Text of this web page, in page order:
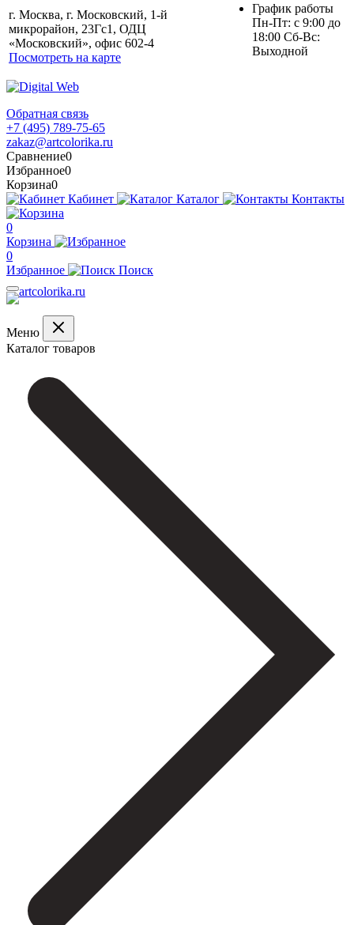
г. Москва, г. Московский, 1-й
микрорайон, 23Гс1, ОДЦ
«Московский», офис 602-4
Посмотреть на карте
График работы
Пн-Пт: с 9:00 до
18:00 Сб-Вс:
Выходной
Обратная связь
+7 (495) 789-75-65
zakaz@artcolorika.ru
Сравнение0
Избранное0
Корзина0
Кабинет
Каталог Контакты
0
Корзина
0
Избранное
Поиск
Меню
Каталог товаров